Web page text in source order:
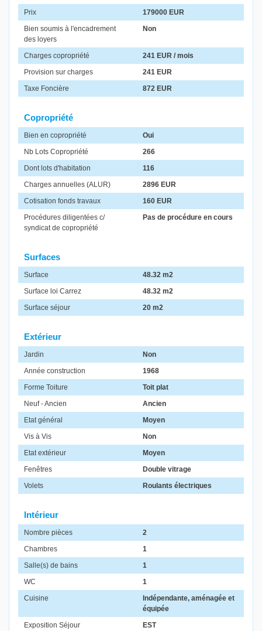
Prix
179000 EUR
Bien soumis à l'encadrement
des loyers
Non
Charges copropriété
241 EUR / mois
Provision sur charges
241 EUR
Taxe Foncière
872 EUR
Copropriété
Bien en copropriété
Oui
Nb Lots Copropriété
266
Dont lots d'habitation
116
Charges annuelles (ALUR)
2896 EUR
Cotisation fonds travaux
160 EUR
Procédures diligentées c/
syndicat de copropriété
Pas de procédure en cours
Surfaces
Surface
48.32 m2
Surface loi Carrez
48.32 m2
Surface séjour
20 m2
Extérieur
Jardin
Non
Année construction
1968
Forme Toiture
Toit plat
Neuf - Ancien
Ancien
Etat général
Moyen
Vis à Vis
Non
Etat extérieur
Moyen
Fenêtres
Double vitrage
Volets
Roulants électriques
Intérieur
Nombre pièces
2
Chambres
1
Salle(s) de bains
1
WC
1
Cuisine
Indépendante, aménagée et
équipée
Exposition Séjour
EST